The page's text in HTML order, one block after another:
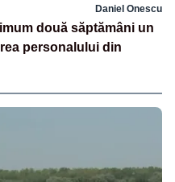
Daniel Onescu
două săptămâni un
personalului din